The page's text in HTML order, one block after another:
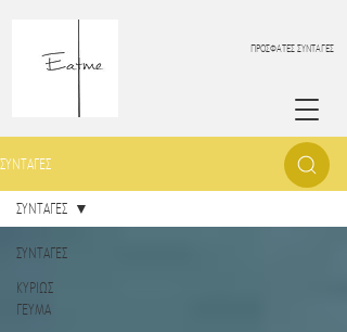
ΠΡΟΣΦΑΤΕΣ ΣΥΝΤΑΓΕΣ
ΣΥΝΤΑΓΕΣ
ΣΥΝΤΑΓΕΣ
ΚΥΡΙΩΣ
ΓΕΥΜΑ
ΣΥΝΤΑΓΕΣ